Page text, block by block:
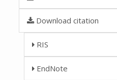
Download citation
RIS
EndNote